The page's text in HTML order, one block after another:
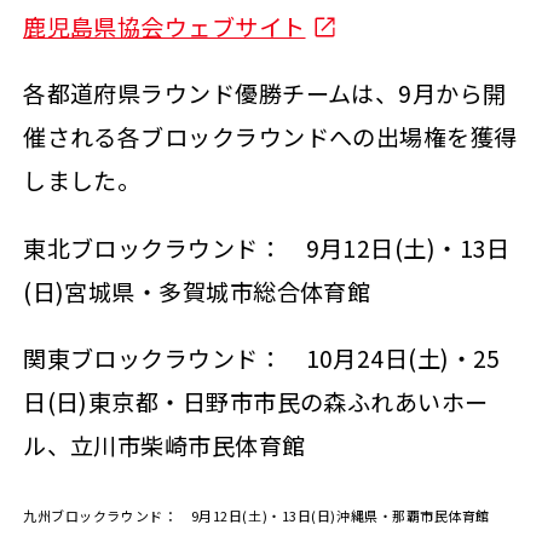
鹿児島県協会ウェブサイト
各都道府県ラウンド優勝チームは、9月から開
催される各ブロックラウンドへの出場権を獲得
しました。
東北ブロックラウンド： 9月12日(土)・13日
(日)宮城県・多賀城市総合体育館
関東ブロックラウンド： 10月24日(土)・25
日(日)東京都・日野市市民の森ふれあいホー
ル、立川市柴崎市民体育館
九州ブロックラウンド： 9月12日(土)・13日(日)沖縄県・那覇市民体育館